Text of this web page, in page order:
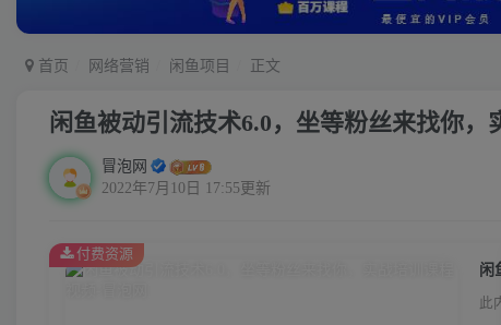
首页 网络营销 闲鱼项目 正文
闲鱼被动引流技术6.0，坐等粉丝来找你，
冒泡网
2022年7月10日 17:55更新
闲
此
付费资源